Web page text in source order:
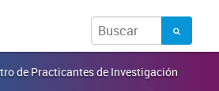
de Practicantes de Investigación